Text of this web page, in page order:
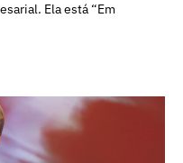
Ela está “Em